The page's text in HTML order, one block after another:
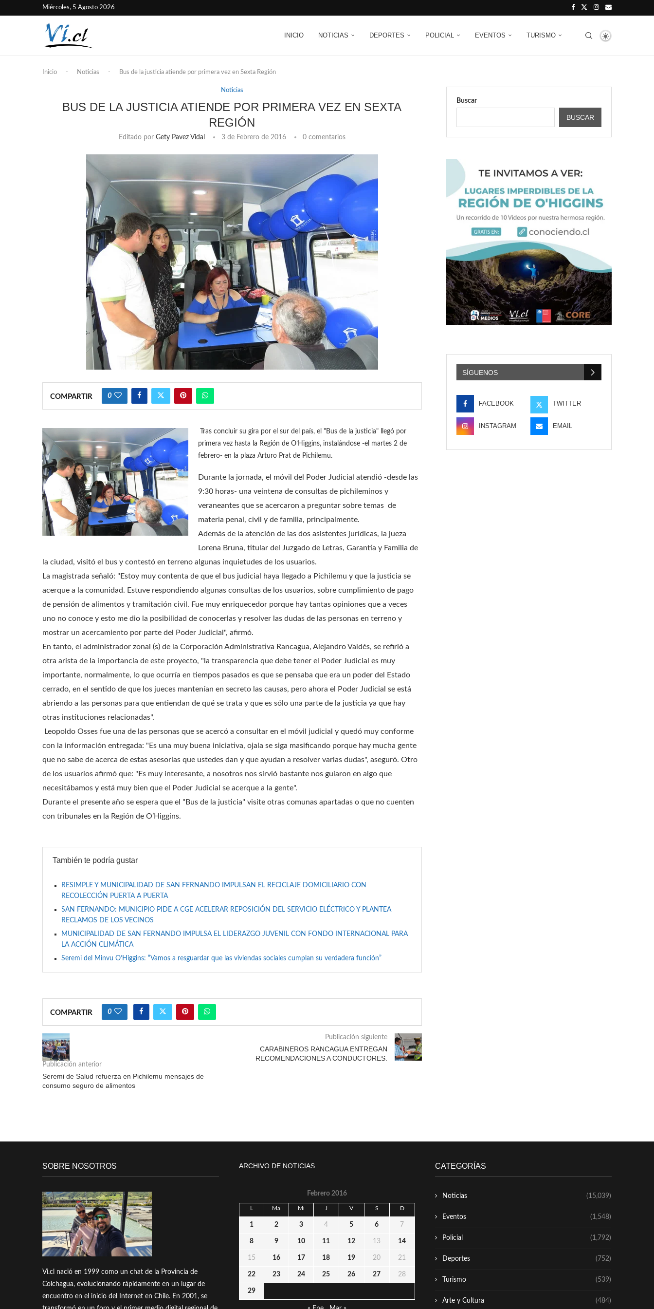
Miércoles, 5 Agosto 2026
INICIO NOTICIAS DEPORTES POLICIAL EVENTOS TURISMO
Inicio - Noticias - Bus de la justicia atiende por primera vez en Sexta Región
Noticias
BUS DE LA JUSTICIA ATIENDE POR PRIMERA VEZ EN SEXTA
REGIÓN
Editado por Gety Pavez Vidal 3 de Febrero de 2016 0 comentarios
COMPARTIR 0
Tras concluir su gira por el sur del país, el "Bus de la justicia" llegó por
primera vez hasta la Región de O’Higgins, instalándose -el martes 2 de
febrero- en la plaza Arturo Prat de Pichilemu.
Durante la jornada, el móvil del Poder Judicial atendió -desde las
9:30 horas- una veintena de consultas de pichileminos y
veraneantes que se acercaron a preguntar sobre temas de
materia penal, civil y de familia, principalmente.
Además de la atención de las dos asistentes jurídicas, la jueza
Lorena Bruna, titular del Juzgado de Letras, Garantía y Familia de
la ciudad, visitó el bus y contestó en terreno algunas inquietudes de los usuarios.
La magistrada señaló: "Estoy muy contenta de que el bus judicial haya llegado a Pichilemu y que la justicia se
acerque a la comunidad. Estuve respondiendo algunas consultas de los usuarios, sobre cumplimiento de pago
de pensión de alimentos y tramitación civil. Fue muy enriquecedor porque hay tantas opiniones que a veces
uno no conoce y esto me dio la posibilidad de conocerlas y resolver las dudas de las personas en terreno y
mostrar un acercamiento por parte del Poder Judicial", afirmó.
En tanto, el administrador zonal (s) de la Corporación Administrativa Rancagua, Alejandro Valdés, se refirió a
otra arista de la importancia de este proyecto, "la transparencia que debe tener el Poder Judicial es muy
importante, normalmente, lo que ocurría en tiempos pasados es que se pensaba que era un poder del Estado
cerrado, en el sentido de que los jueces mantenían en secreto las causas, pero ahora el Poder Judicial se está
abriendo a las personas para que entiendan de qué se trata y que es sólo una parte de la justicia ya que hay
otras instituciones relacionadas".
Leopoldo Osses fue una de las personas que se acercó a consultar en el móvil judicial y quedó muy conforme
con la información entregada: "Es una muy buena iniciativa, ojala se siga masificando porque hay mucha gente
que no sabe de acerca de estas asesorías que ustedes dan y que ayudan a resolver varias dudas", aseguró. Otro
de los usuarios afirmó que: "Es muy interesante, a nosotros nos sirvió bastante nos guiaron en algo que
necesitábamos y está muy bien que el Poder Judicial se acerque a la gente".
Durante el presente año se espera que el "Bus de la justicia" visite otras comunas apartadas o que no cuenten
con tribunales en la Región de O’Higgins.
También te podría gustar
RESIMPLE Y MUNICIPALIDAD DE SAN FERNANDO IMPULSAN EL RECICLAJE DOMICILIARIO CON
RECOLECCIÓN PUERTA A PUERTA
SAN FERNANDO: MUNICIPIO PIDE A CGE ACELERAR REPOSICIÓN DEL SERVICIO ELÉCTRICO Y PLANTEA
RECLAMOS DE LOS VECINOS
MUNICIPALIDAD DE SAN FERNANDO IMPULSA EL LIDERAZGO JUVENIL CON FONDO INTERNACIONAL PARA
LA ACCIÓN CLIMÁTICA
Seremi del Minvu O’Higgins: “Vamos a resguardar que las viviendas sociales cumplan su verdadera función”
COMPARTIR 0
Publicación anterior
Seremi de Salud refuerza en Pichilemu mensajes de
consumo seguro de alimentos
Publicación siguiente
CARABINEROS RANCAGUA ENTREGAN
RECOMENDACIONES A CONDUCTORES.
Buscar
BUSCAR
SÍGUENOS
FACEBOOK TWITTER
INSTAGRAM EMAIL
SOBRE NOSOTROS
Vi.cl nació en 1999 como un chat de la Provincia de
Colchagua, evolucionando rápidamente en un lugar de
encuentro en el inicio del Internet en Chile. En 2001, se
ARCHIVO DE NOTICIAS
Febrero 2016
L Ma Mi J V S D
1 2 3 4 5 6 7
8 9 10 11 12 13 14
15 16 17 18 19 20 21
22 23 24 25 26 27 28
29
CATEGORÍAS
Noticias (15,039)
Eventos (1,548)
Policial (1,792)
Deportes (752)
Turismo (539)
Arte y Cultura (484)